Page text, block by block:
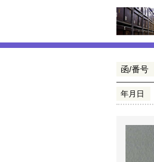
函/番号
年月日